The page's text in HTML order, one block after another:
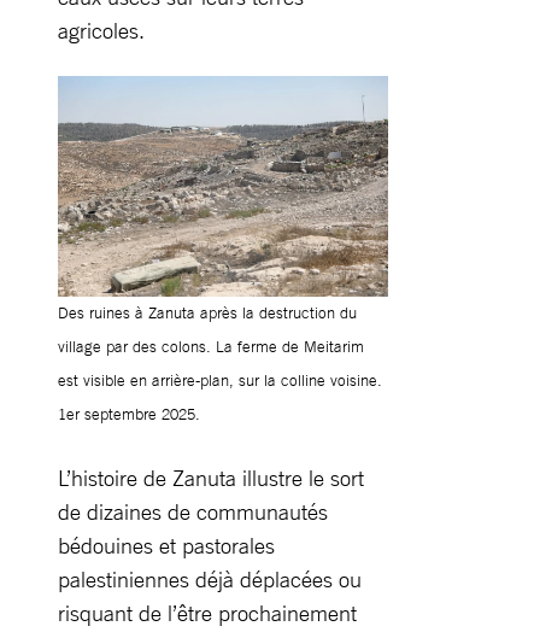
agricoles.
Des ruines à Zanuta après la destruction du
village par des colons. La ferme de Meitarim
est visible en arrière-plan, sur la colline voisine.
1er septembre 2025.
L’histoire de Zanuta illustre le sort
de dizaines de communautés
bédouines et pastorales
palestiniennes déjà déplacées ou
risquant de l’être prochainement